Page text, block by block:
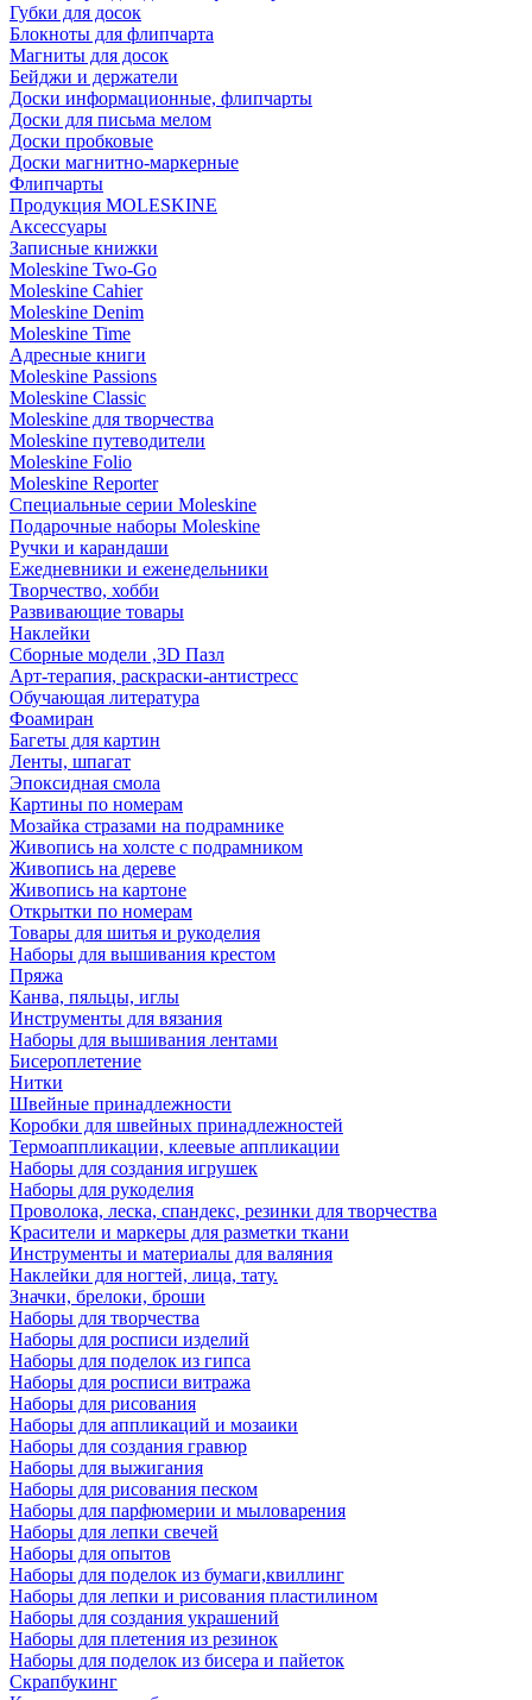
Губки для досок
Блокноты для флипчарта
Магниты для досок
Бейджи и держатели
Доски информационные, флипчарты
Доски для письма мелом
Доски пробковые
Доски магнитно-маркерные
Флипчарты
Продукция MOLESKINE
Аксессуары
Записные книжки
Moleskine Two-Go
Moleskine Cahier
Moleskine Denim
Moleskine Time
Адресные книги
Moleskine Passions
Moleskine Classic
Moleskine для творчества
Moleskine путеводители
Moleskine Folio
Moleskine Reporter
Специальные серии Moleskine
Подарочные наборы Moleskine
Ручки и карандаши
Ежедневники и еженедельники
Творчество, хобби
Развивающие товары
Наклейки
Сборные модели ,3D Пазл
Арт-терапия, раскраски-антистресс
Обучающая литература
Фоамиран
Багеты для картин
Ленты, шпагат
Эпоксидная смола
Картины по номерам
Мозайка стразами на подрамнике
Живопись на холсте с подрамником
Живопись на дереве
Живопись на картоне
Открытки по номерам
Товары для шитья и рукоделия
Наборы для вышивания крестом
Пряжа
Канва, пяльцы, иглы
Инструменты для вязания
Наборы для вышивания лентами
Бисероплетение
Нитки
Швейные принадлежности
Коробки для швейных принадлежностей
Термоаппликации, клеевые аппликации
Наборы для создания игрушек
Наборы для рукоделия
Проволока, леска, спандекс, резинки для творчества
Красители и маркеры для разметки ткани
Инструменты и материалы для валяния
Наклейки для ногтей, лица, тату.
Значки, брелоки, броши
Наборы для творчества
Наборы для росписи изделий
Наборы для поделок из гипса
Наборы для росписи витража
Наборы для рисования
Наборы для аппликаций и мозаики
Наборы для создания гравюр
Наборы для выжигания
Наборы для рисования песком
Наборы для парфюмерии и мыловарения
Наборы для лепки свечей
Наборы для опытов
Наборы для поделок из бумаги,квиллинг
Наборы для лепки и рисования пластилином
Наборы для создания украшений
Наборы для плетения из резинок
Наборы для поделок из бисера и пайеток
Скрапбукинг